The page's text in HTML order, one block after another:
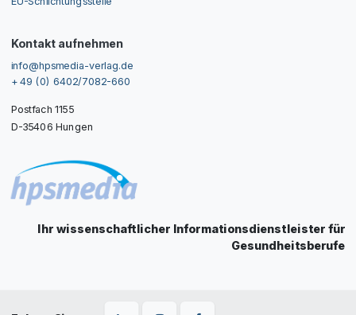
Kontakt aufnehmen
info@hpsmedia-verlag.de
+ 49 (0) 6402/7082-660
Postfach 1155
D-35406 Hungen
Ihr wissenschaftlicher Informationsdienstleister für
Gesundheitsberufe